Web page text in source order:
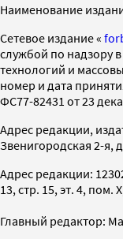
Наименование
Cетевое издание «
службой по надзору
технологий и
номер и дата
ФС77-82431 от 23
Адрес редакции,
Звенигородская 2-я,
Адрес редакции:
13, стр. 15, эт. 4, пом.
Главный редактор: